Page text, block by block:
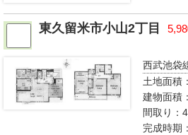
東久留米市小山2丁目
西武池袋
土地面積
建物面積
間取り：
完成時期